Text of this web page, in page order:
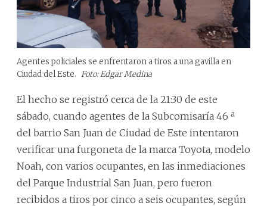
Agentes policiales se enfrentaron a tiros a una gavilla en
Ciudad del Este. Foto: Edgar Medina
El hecho se registró cerca de la 21:30 de este
sábado, cuando agentes de la Subcomisaría 46 ª
del barrio San Juan de Ciudad de Este intentaron
verificar una furgoneta de la marca Toyota, modelo
Noah, con varios ocupantes, en las inmediaciones
del Parque Industrial San Juan, pero fueron
recibidos a tiros por cinco a seis ocupantes, según